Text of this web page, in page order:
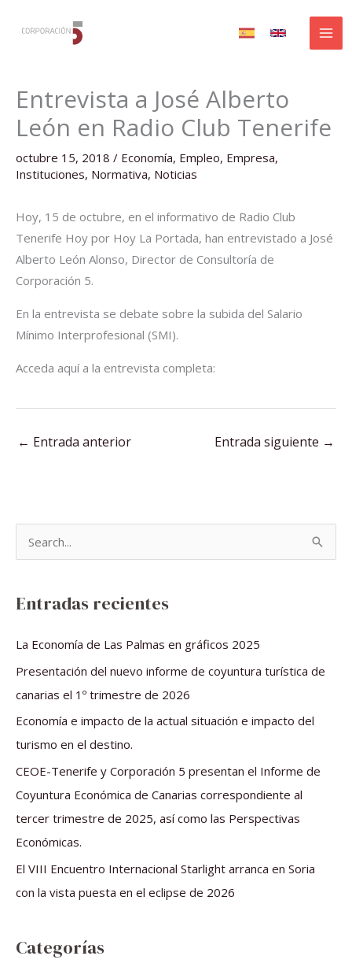
Entrevista a José Alberto
León en Radio Club Tenerife
octubre 15, 2018 / Economía, Empleo, Empresa,
Instituciones, Normativa, Noticias
Hoy, 15 de octubre, en el informativo de Radio Club
Tenerife Hoy por Hoy La Portada, han entrevistado a José
Alberto León Alonso, Director de Consultoría de
Corporación 5.
En la entrevista se debate sobre la subida del Salario
Mínimo Interprofesional (SMI).
Acceda aquí a la entrevista completa:
← Entrada anterior Entrada siguiente →
a
Entradas recientes
La Economía de Las Palmas en gráficos 2025
Presentación del nuevo informe de coyuntura turística de
canarias el 1º trimestre de 2026
Economía e impacto de la actual situación e impacto del
turismo en el destino.
CEOE-Tenerife y Corporación 5 presentan el Informe de
Coyuntura Económica de Canarias correspondiente al
tercer trimestre de 2025, así como las Perspectivas
Económicas.
El VIII Encuentro Internacional Starlight arranca en Soria
con la vista puesta en el eclipse de 2026
Categorías